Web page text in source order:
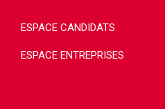
ESPACE CANDIDATS
ESPACE ENTREPRISES